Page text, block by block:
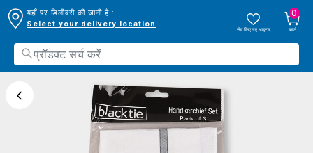
यहाँ पर डिलीवरी की जानी है :
Select your delivery location
सेव किए गए आइटम
0
कार्ट